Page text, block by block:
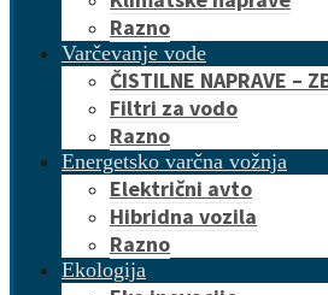
Razno
Varčevanje vode
ČISTILNE NAPRAVE –
Filtri za vodo
Razno
Energetsko varčna vožnja
Električni avto
Hibridna vozila
Razno
Ekologija